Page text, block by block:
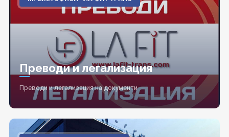
Преводи и легализация
Преводи и легализация на документи